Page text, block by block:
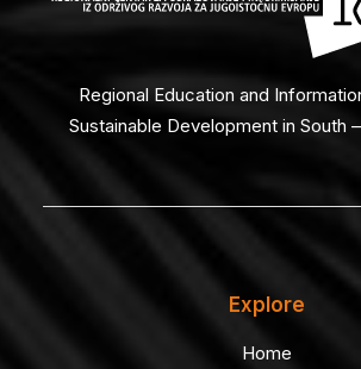
Regional Education and
Sustainable Development in South
Explore
Home